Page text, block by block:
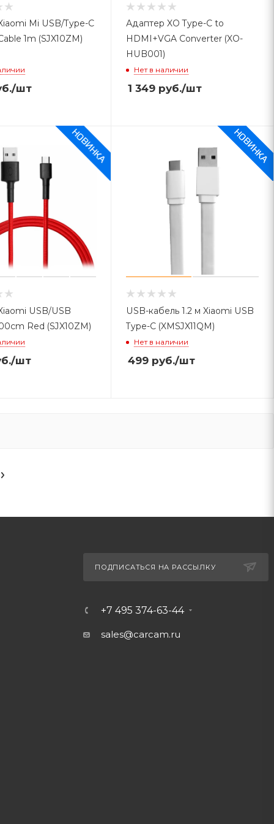
Mi USB/Type-C
1m (SJX10ZM)
/шт
Адаптер XO Type-C to
HDMI+VGA Converter (XO-
HUB001)
Нет в наличии
1 349руб./шт
USB/USB
Red (SJX10ZM)
/шт
USB-кабель 1.2 м Xiaomi USB
Type-C (XMSJX11QM)
Нет в наличии
499руб./шт
ПОДПИСАТЬСЯ НА РАССЫЛКУ
+7 495 374-63-44
sales@carcam.ru